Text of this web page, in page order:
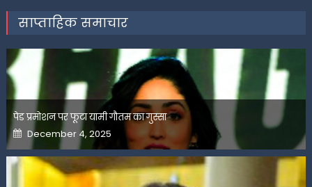
साप्ताहिक समाचार
पेड प्रमोशन पर फूटा यामी गौतम का गुस्सा
Posted
on
December 4, 2025